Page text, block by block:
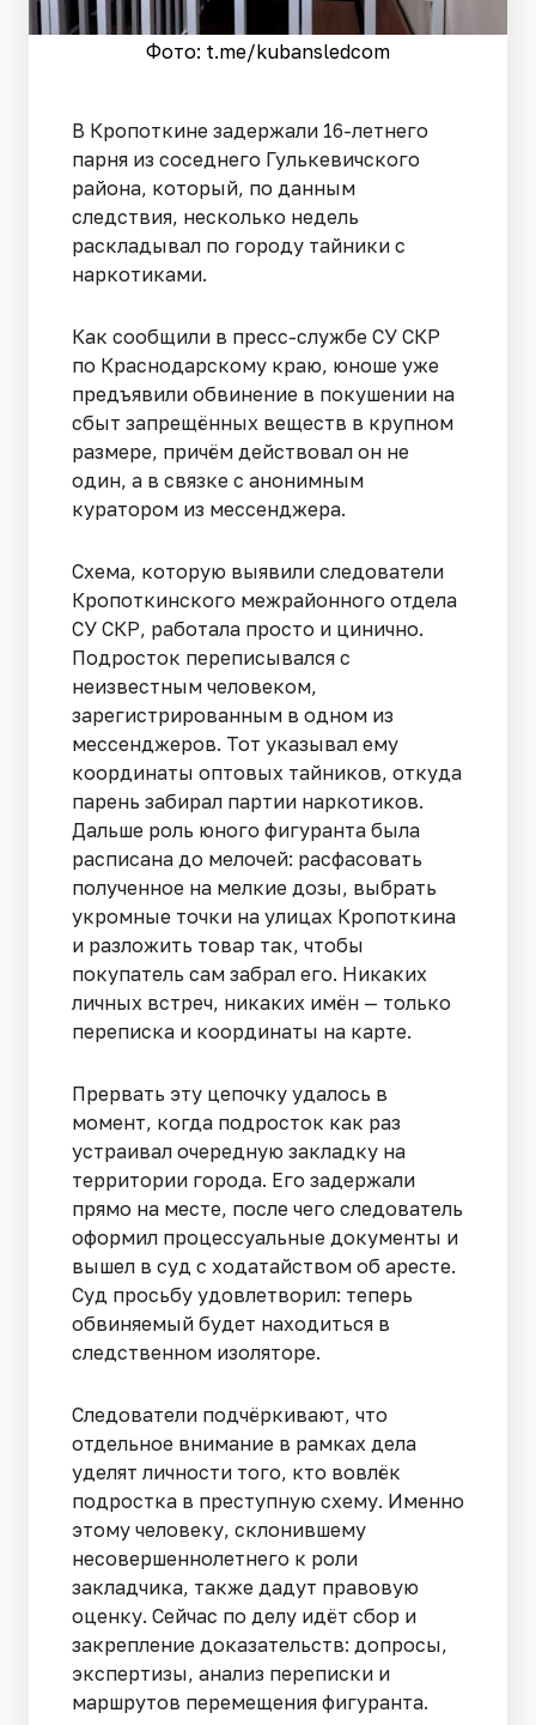
Фото: t.me/kubansledcom
В Кропоткине задержали 16-летнего
парня из соседнего Гулькевичского
района, который, по данным
следствия, несколько недель
раскладывал по городу тайники с
наркотиками.
Как сообщили в пресс-службе СУ СКР
по Краснодарскому краю, юноше уже
предъявили обвинение в покушении на
сбыт запрещённых веществ в крупном
размере, причём действовал он не
один, а в связке с анонимным
куратором из мессенджера.
Схема, которую выявили следователи
Кропоткинского межрайонного отдела
СУ СКР, работала просто и цинично.
Подросток переписывался с
неизвестным человеком,
зарегистрированным в одном из
мессенджеров. Тот указывал ему
координаты оптовых тайников, откуда
парень забирал партии наркотиков.
Дальше роль юного фигуранта была
расписана до мелочей: расфасовать
полученное на мелкие дозы, выбрать
укромные точки на улицах Кропоткина
и разложить товар так, чтобы
покупатель сам забрал его. Никаких
личных встреч, никаких имён — только
переписка и координаты на карте.
Прервать эту цепочку удалось в
момент, когда подросток как раз
устраивал очередную закладку на
территории города. Его задержали
прямо на месте, после чего следователь
оформил процессуальные документы и
вышел в суд с ходатайством об аресте.
Суд просьбу удовлетворил: теперь
обвиняемый будет находиться в
следственном изоляторе.
Следователи подчёркивают, что
отдельное внимание в рамках дела
уделят личности того, кто вовлёк
подростка в преступную схему. Именно
этому человеку, склонившему
несовершеннолетнего к роли
закладчика, также дадут правовую
оценку. Сейчас по делу идёт сбор и
закрепление доказательств: допросы,
экспертизы, анализ переписки и
маршрутов перемещения фигуранта.